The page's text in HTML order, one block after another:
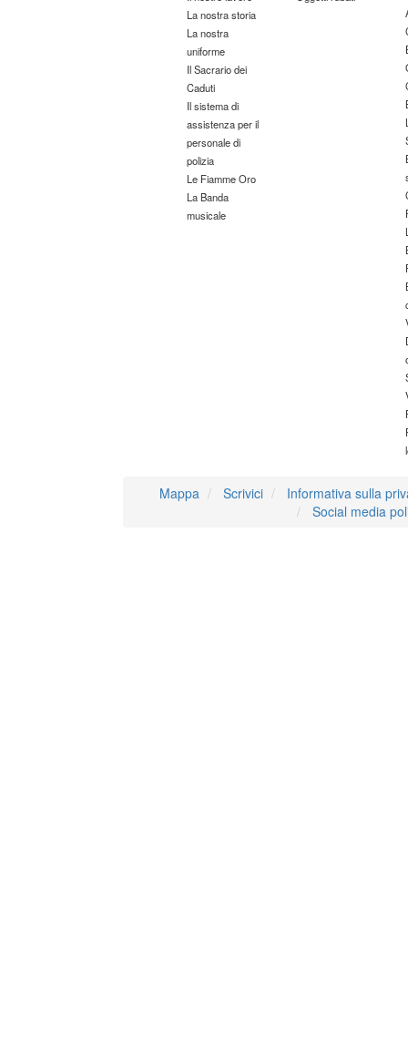
La nostra storia
La nostra
uniforme
Il Sacrario dei
Caduti
Il sistema di
assistenza per il
personale di
polizia
Le Fiamme Oro
La Banda
musicale
Mappa Scrivici
Informativa sulla
Social media